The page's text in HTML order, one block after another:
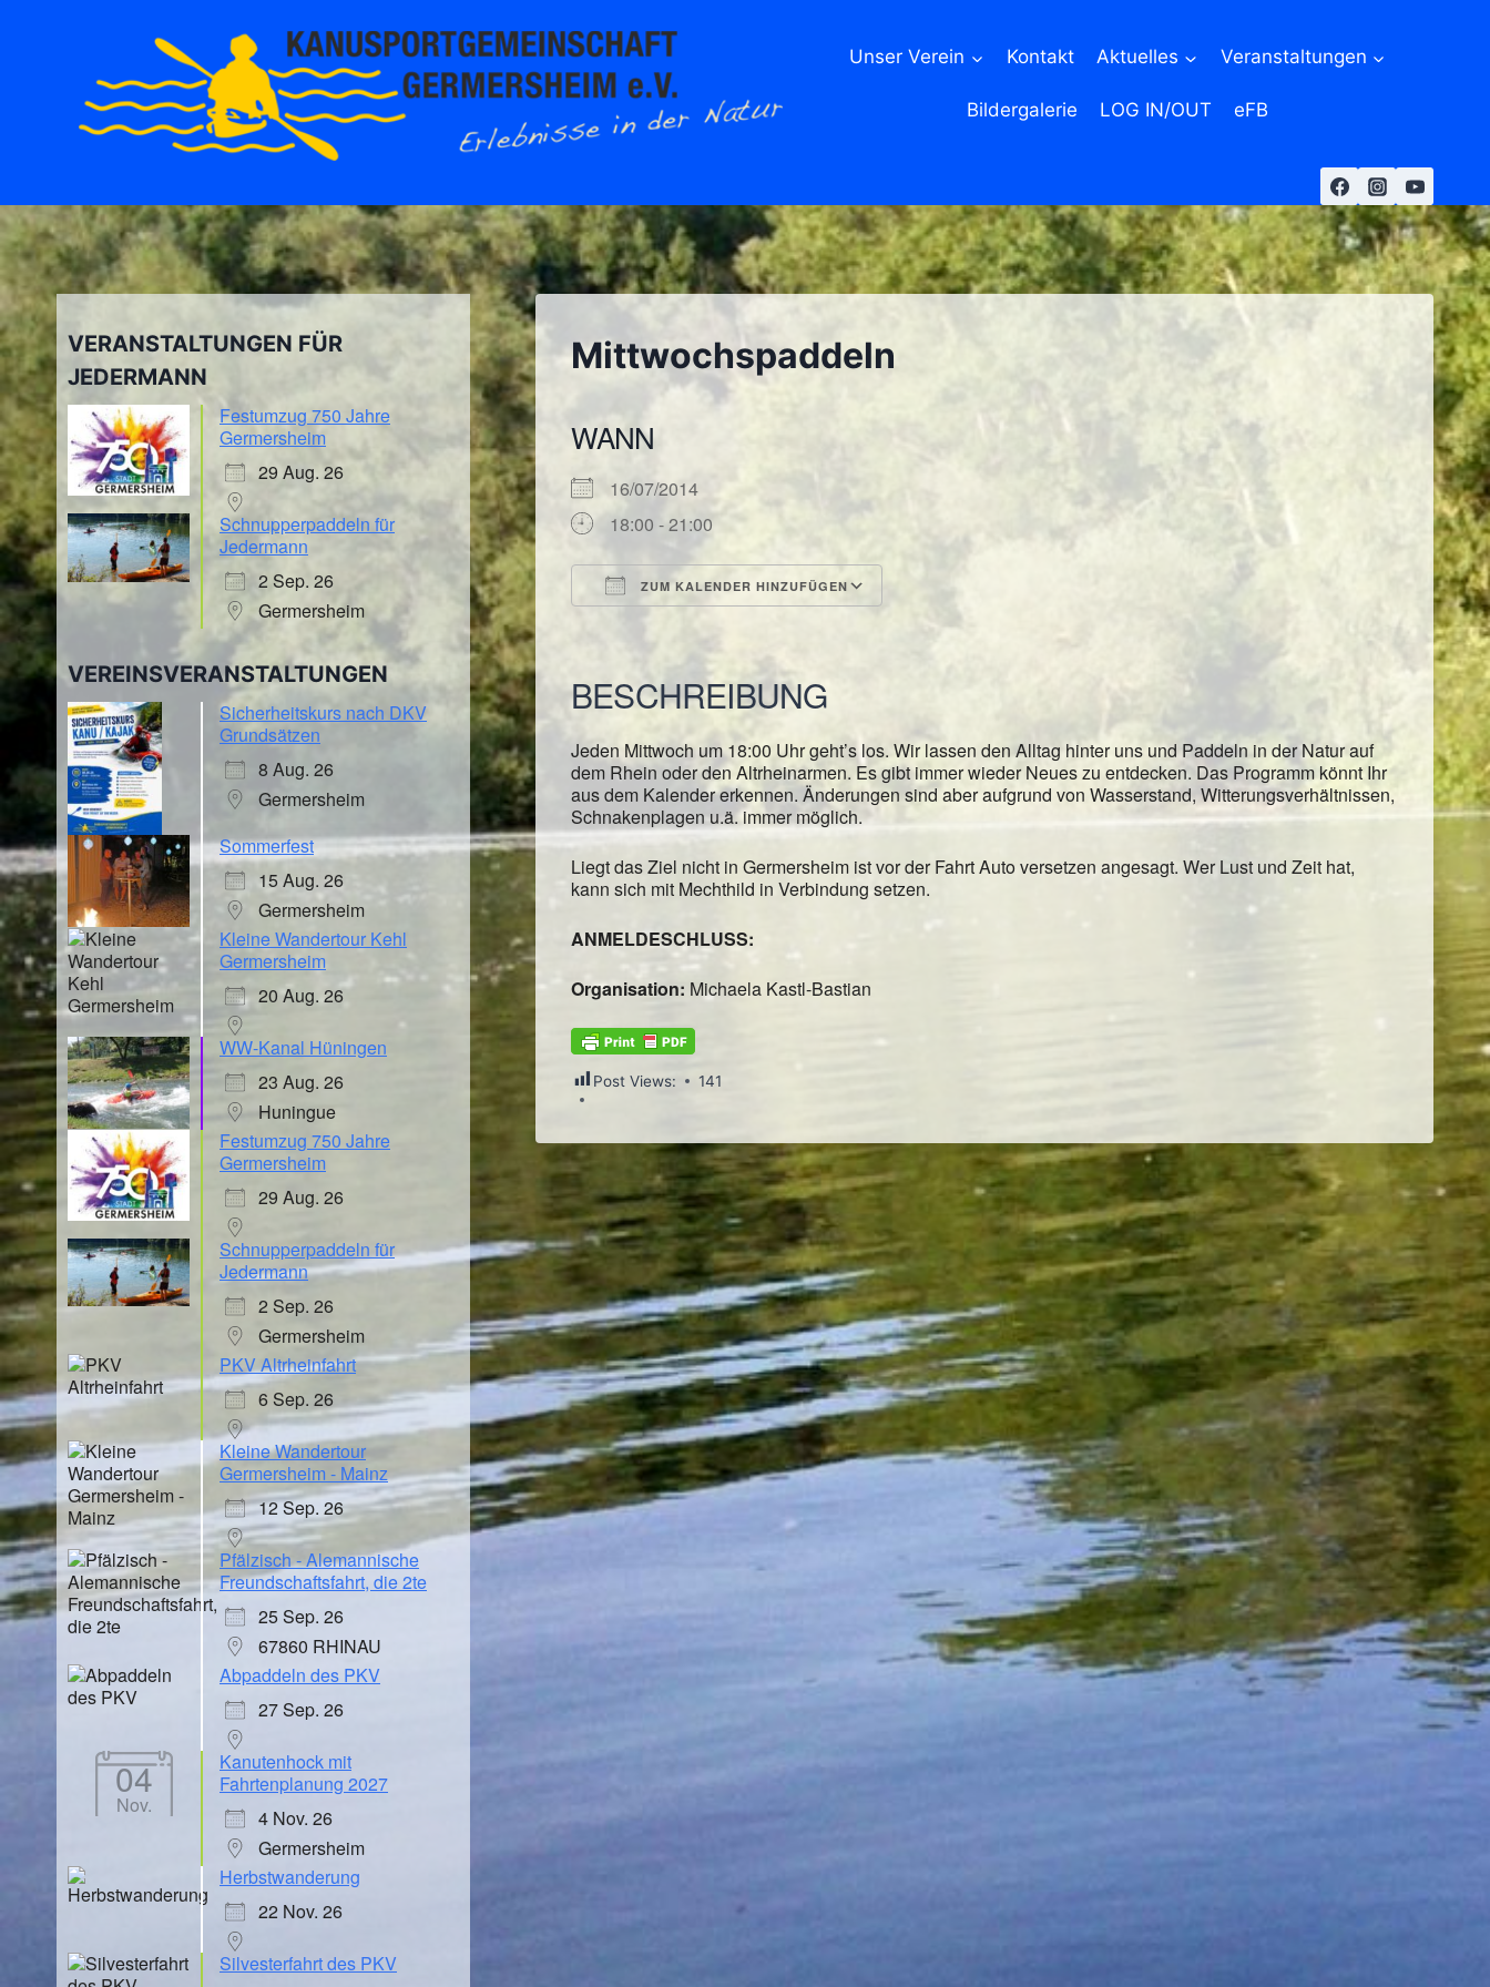
Unser Verein Kontakt Aktuelles Veranstaltungen
Bildergalerie LOG IN/OUT eFB
Mittwochspaddeln
WANN
16/07/2014
18:00 - 21:00
ZUM KALENDER HINZUFÜGEN
Google Kalender
BESCHREIBUNG
Jeden Mittwoch um 18:00 Uhr geht’s los. Wir lassen den Alltag hinter uns und Paddeln in der Natur auf
dem Rhein oder den Altrheinarmen. Es gibt immer wieder Neues zu entdecken. Das Programm könnt Ihr
aus dem Kalender erkennen. Änderungen sind aber aufgrund von Wasserstand, Witterungsverhältnissen,
Schnakenplagen u.ä. immer möglich.
Liegt das Ziel nicht in Germersheim ist vor der Fahrt Auto versetzen angesagt. Wer Lust und Zeit hat,
kann sich mit Mechthild in Verbindung setzen.
ANMELDESCHLUSS:
Organisation: Michaela Kastl-Bastian
Post Views: 141
VERANSTALTUNGEN FÜR
JEDERMANN
Festumzug 750 Jahre
Germersheim
29 Aug. 26
Schnupperpaddeln für
Jedermann
2 Sep. 26
Germersheim
VEREINSVERANSTALTUNGEN
Sicherheitskurs nach DKV
Grundsätzen
8 Aug. 26
Germersheim
Sommerfest
15 Aug. 26
Germersheim
Kleine Wandertour Kehl
Germersheim
20 Aug. 26
WW-Kanal Hüningen
23 Aug. 26
Huningue
Festumzug 750 Jahre
Germersheim
29 Aug. 26
Schnupperpaddeln für
Jedermann
2 Sep. 26
Germersheim
PKV Altrheinfahrt
6 Sep. 26
Kleine Wandertour
Germersheim - Mainz
12 Sep. 26
Pfälzisch - Alemannische
Freundschaftsfahrt, die 2te
25 Sep. 26
67860 RHINAU
Abpaddeln des PKV
27 Sep. 26
04
Nov.
Kanutenhock mit
Fahrtenplanung 2027
4 Nov. 26
Germersheim
Herbstwanderung
22 Nov. 26
Silvesterfahrt des PKV